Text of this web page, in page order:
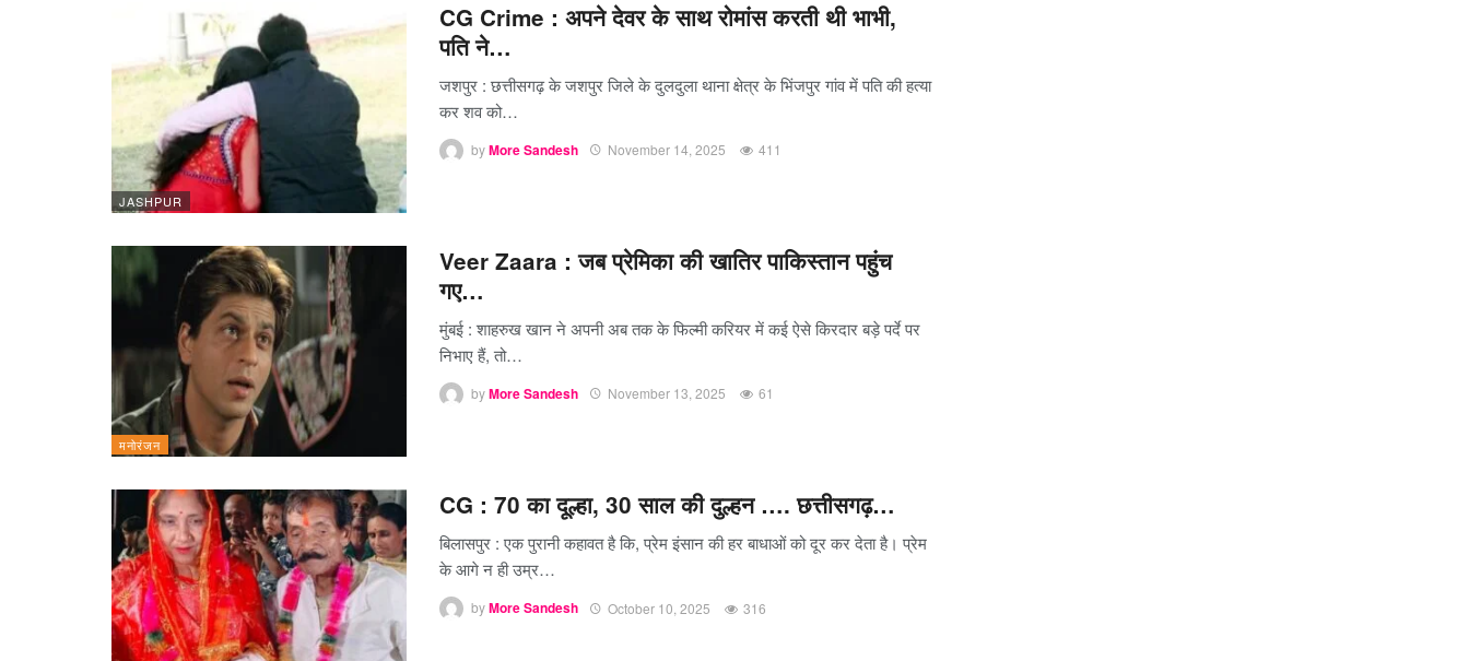
JASHPUR
CG Crime : अपने देवर के साथ रोमांस करती थी भाभी,
पति ने…
जशपुर : छत्तीसगढ़ के जशपुर जिले के दुलदुला थाना क्षेत्र के भिंजपुर गांव में पति की हत्या
कर शव को…
byMore Sandesh November 14, 2025 411
मनोरंजन
Veer Zaara : जब प्रेमिका की खातिर पाकिस्तान पहुंच
गए…
मुंबई : शाहरुख खान ने अपनी अब तक के फिल्मी करियर में कई ऐसे किरदार बड़े पर्दे पर
निभाए हैं, तो…
byMore Sandesh November 13, 2025 61
CG : 70 का दूल्हा, 30 साल की दुल्हन …. छत्तीसगढ़…
बिलासपुर : एक पुरानी कहावत है कि, प्रेम इंसान की हर बाधाओं को दूर कर देता है। प्रेम
के आगे न ही उम्र…
byMore Sandesh October 10, 2025 316